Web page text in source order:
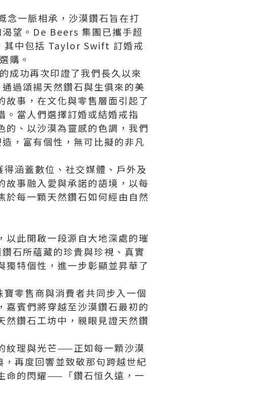
念一脈相承，沙漠鑽石旨在打
望。De Beers 集團已攜手超
其中包括 Taylor Swift 訂婚戒
購。
功再次印證了我們長久以來
過頌揚天然鑽石與生俱來的美
事，在文化與零售層面引起了
。當人們選擇訂婚或結婚戒指
的、以沙漠為靈感的色調，我們
，富有個性，無可比擬的非凡
涵蓋數位、社交媒體、戶外及
故事融入愛與承諾的語境，以每
每一顆天然鑽石如何經由自然
此開啟一段源自大地深處的璀
石所蘊藏的珍貴與珍視、真實
特個性，進一步彰顯並昇華了
零售商與消費者共同步入一個
嘉賓們將穿越至沙漠鑽石最初的
然鑽石工坊中，親眼見證天然鑽
紋理與光芒——正如每一顆沙漠
再度回響並致敬那句跨越世紀
命的閃耀——「鑽石恒久遠，一